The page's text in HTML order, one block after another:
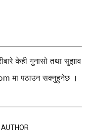
केही गुनासो तथा सुझाव
मा पठाउन सक्नुहुनेछ ।